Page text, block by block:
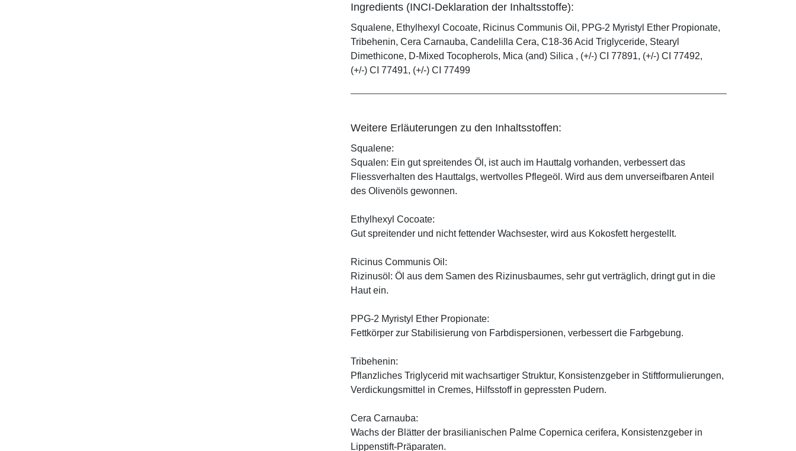
Ingredients (INCI-Deklaration der Inhaltsstoffe):
Squalene, Ethylhexyl Cocoate, Ricinus Communis Oil, PPG-2 Myristyl Ether Propionate,
Tribehenin, Cera Carnauba, Candelilla Cera, C18-36 Acid Triglyceride, Stearyl
Dimethicone, D-Mixed Tocopherols, Mica (and) Silica , (+/-) CI 77891, (+/-) CI 77492,
(+/-) CI 77491, (+/-) CI 77499
Weitere Erläuterungen zu den Inhaltsstoffen:
Squalene:
Squalen: Ein gut spreitendes Öl, ist auch im Hauttalg vorhanden, verbessert das
Fliessverhalten des Hauttalgs, wertvolles Pflegeöl. Wird aus dem unverseifbaren Anteil
des Olivenöls gewonnen.
Ethylhexyl Cocoate:
Gut spreitender und nicht fettender Wachsester, wird aus Kokosfett hergestellt.
Ricinus Communis Oil:
Rizinusöl: Öl aus dem Samen des Rizinusbaumes, sehr gut verträglich, dringt gut in die
Haut ein.
PPG-2 Myristyl Ether Propionate:
Fettkörper zur Stabilisierung von Farbdispersionen, verbessert die Farbgebung.
Tribehenin:
Pflanzliches Triglycerid mit wachsartiger Struktur, Konsistenzgeber in Stiftformulierungen,
Verdickungsmittel in Cremes, Hilfsstoff in gepressten Pudern.
Cera Carnauba:
Wachs der Blätter der brasilianischen Palme Copernica cerifera, Konsistenzgeber in
Lippenstift-Präparaten.